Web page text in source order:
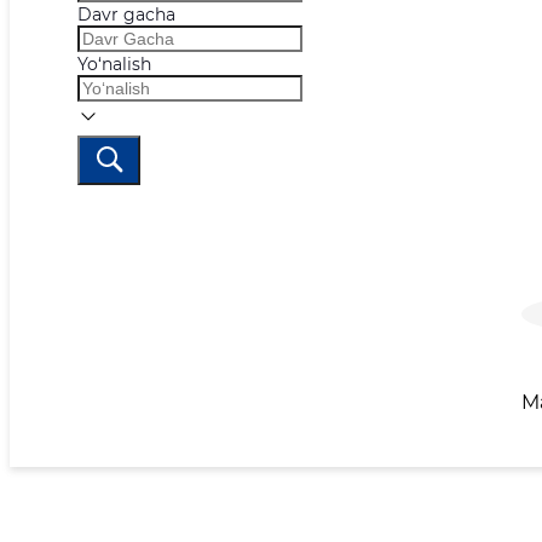
Davr gacha
Yo‘nalish